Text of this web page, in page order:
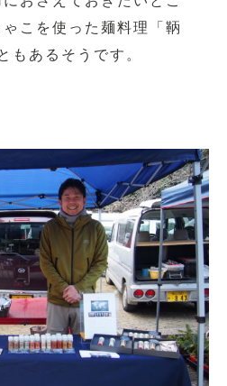
こを使った麺料理「鞆
もあるそうです。